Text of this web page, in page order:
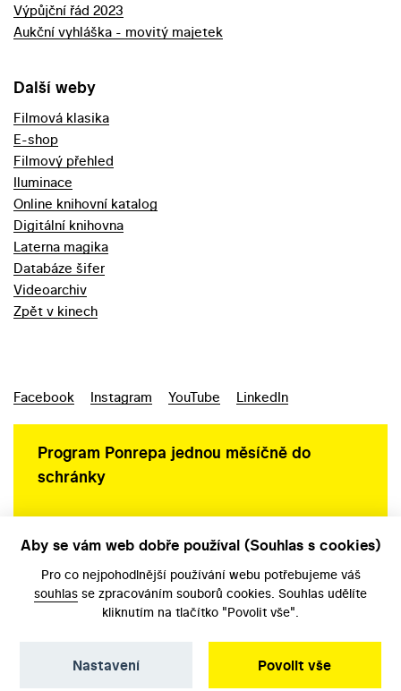
Výpůjční řád 2023
Aukční vyhláška - movitý majetek
Další weby
Filmová klasika
E-shop
Filmový přehled
Iluminace
Online knihovní katalog
Digitální knihovna
Laterna magika
Databáze šifer
Videoarchiv
Zpět v kinech
Facebook Instagram YouTube LinkedIn
Program Ponrepa jednou měsíčně do
schránky
Aby se vám web dobře používal (Souhlas s cookies)
Pro co nejpohodlnější používání webu potřebujeme váš
souhlas se zpracováním souborů cookies. Souhlas udělíte
kliknutím na tlačítko "Povolit vše".
Povolit vše
Nastavení